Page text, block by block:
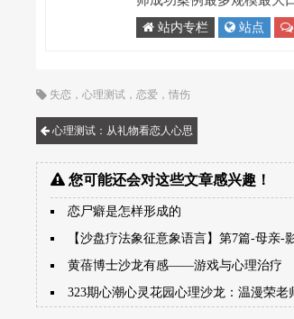
站内专栏 站点
失恋 ，心理测试 ，恋爱 ，情伤
心理测试：从礼物看恋人心思
您可能还会对这些文章感兴趣！
恋尸癖是怎样形成的
【沙盘疗法象征意象语言】第7篇-母亲-
黄蓓博士沙龙有感――游戏与心理治疗
323期心潮心灵花园心理沙龙：温漫荣